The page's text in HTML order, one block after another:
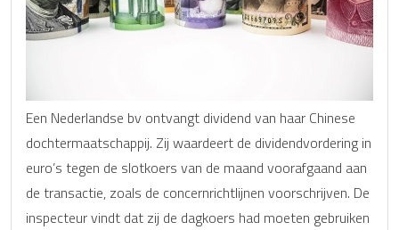
Een Nederlandse bv ontvangt dividend van haar Chinese
dochtermaatschappij. Zij waardeert de dividendvordering in
euro’s tegen de slotkoers van de maand voorafgaand aan
de transactie, zoals de concernrichtlijnen voorschrijven. De
inspecteur vindt dat zij de dagkoers had moeten gebruiken